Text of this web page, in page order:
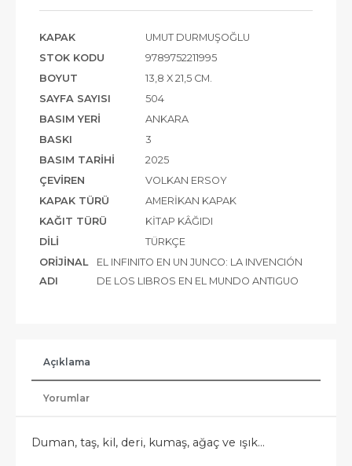
KAPAK
UMUT DURMUŞOĞLU
STOK KODU
9789752211995
BOYUT
13,8 X 21,5 CM.
SAYFA SAYISI
504
BASIM YERI
ANKARA
BASKI
3
BASIM TARIHI
2025
ÇEVIREN
VOLKAN ERSOY
KAPAK TÜRÜ
AMERIKAN KAPAK
KAĞIT TÜRÜ
KITAP KÂĞIDI
DILI
TÜRKÇE
ORIJINAL
ADI
EL INFINITO EN UN JUNCO: LA INVENCIÓN
DE LOS LIBROS EN EL MUNDO ANTIGUO
Açıklama
Yorumlar
Duman, taş, kil, deri, kumaş, ağaç ve ışık...